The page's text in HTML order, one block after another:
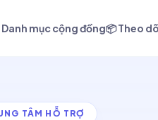
Danh mục cộng đồng📦 Theo
TÂM HỖ TRỢ